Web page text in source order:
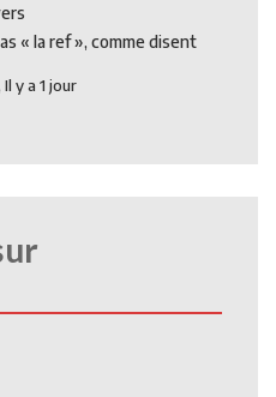
« la ref », comme disent
,Il y a 1 jour